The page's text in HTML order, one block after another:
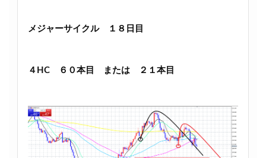
メジャーサイクル １８日目
４HC ６０本目 または ２１本目